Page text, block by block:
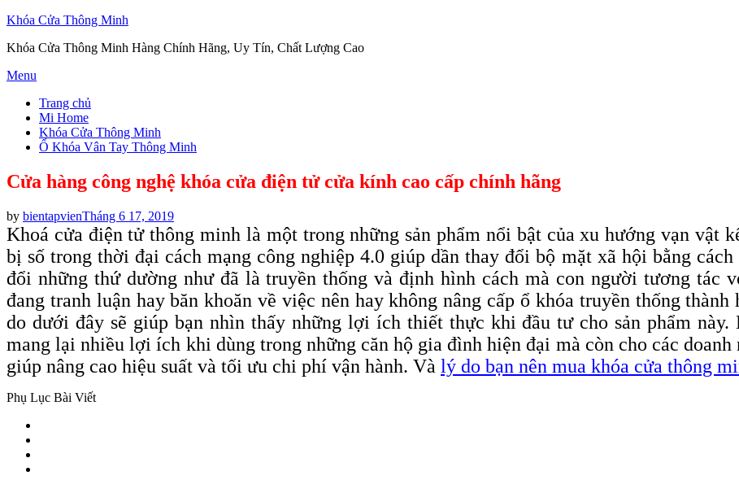
Khóa Cửa Thông Minh
Khóa Cửa Thông Minh Hàng Chính Hãng, Uy Tín, Chất Lượng Cao
Skip
content
Menu
Trang chủ
Mi Home
Khóa Cửa Thông Minh
Ổ Khóa Vân Tay Thông Minh
Cửa hàng công nghệ khóa cửa điện tử cửa kính cao cấp chính hãng
by bientapvienPosted
on
Tháng 6 17, 2019
Khoá cửa điện tử thông minh là một trong những sản phẩm nổi bật của xu hướng vạn vật
bị số trong thời đại cách mạng công nghiệp 4.0 giúp dần thay đổi bộ mặt xã hội bằng
đổi những thứ dường như đã là truyền thống và định hình cách mà con người tương tác
đang tranh luận hay băn khoăn về việc nên hay không nâng cấp ổ khóa truyền thống
do dưới đây sẽ giúp bạn nhìn thấy những lợi ích thiết thực khi đầu tư cho sản phẩm
mang lại nhiều lợi ích khi dùng trong những căn hộ gia đình hiện đại mà còn cho các doanh
giúp nâng cao hiệu suất và tối ưu chi phí vận hành. Và lý do bạn nên mua khóa cửa thông
Phụ Lục Bài Viết